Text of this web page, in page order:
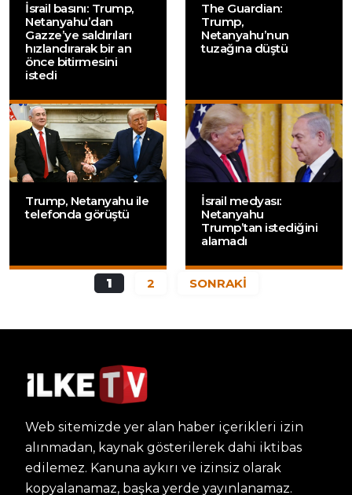
İsrail basını: Trump,
Netanyahu’dan
Gazze’ye saldırıları
hızlandırarak bir an
önce bitirmesini
istedi
The Guardian:
Trump,
Netanyahu’nun
tuzağına düştü
Trump, Netanyahu ile
telefonda görüştü
İsrail medyası:
Netanyahu
Trump’tan istediğini
alamadı
1 2 SONRAKİ
Web sitemizde yer alan haber içerikleri izin
alınmadan, kaynak gösterilerek dahi iktibas
edilemez. Kanuna aykırı ve izinsiz olarak
kopyalanamaz, başka yerde yayınlanamaz.